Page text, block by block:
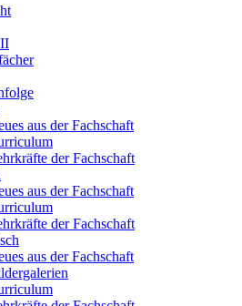
aus der Fachschaft
der Fachschaft
aus der Fachschaft
der Fachschaft
aus der Fachschaft